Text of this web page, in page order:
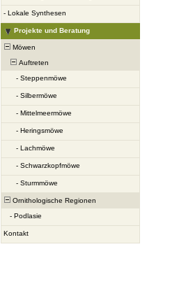
- Lokale Synthesen
Projekte und Beratung
Möwen
Auftreten
- Steppenmöwe
- Silbermöwe
- Mittelmeermöwe
- Heringsmöwe
- Lachmöwe
- Schwarzkopfmöwe
- Sturmmöwe
Ornithologische Regionen
- Podlasie
Kontakt